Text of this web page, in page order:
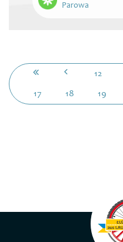
Parowa
12
17 18 19